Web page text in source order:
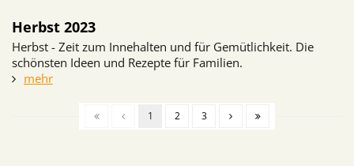
Herbst 2023
Herbst - Zeit zum Innehalten und für Gemütlichkeit. Die
schönsten Ideen und Rezepte für Familien.
mehr
1 2 3